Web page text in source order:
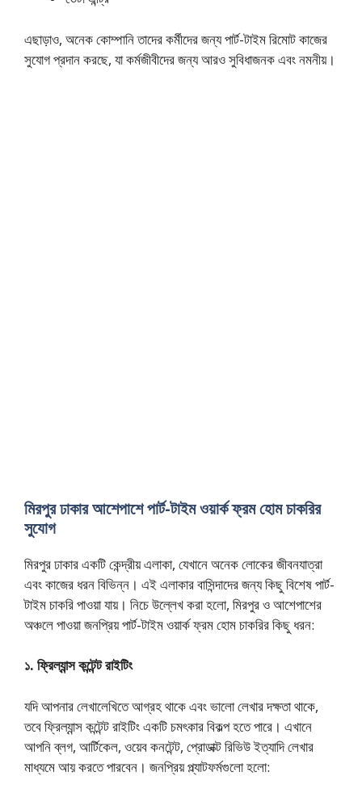
এছাড়াও, অনেক কোম্পানি তাদের কর্মীদের জন্য পার্ট-টাইম রিমোট কাজের
সুযোগ প্রদান করছে, যা কর্মজীবীদের জন্য আরও সুবিধাজনক এবং নমনীয়।
মিরপুর ঢাকার আশেপাশে পার্ট-টাইম ওয়ার্ক ফ্রম হোম চাকরির
সুযোগ
মিরপুর ঢাকার একটি কেন্দ্রীয় এলাকা, যেখানে অনেক লোকের জীবনযাত্রা
এবং কাজের ধরন বিভিন্ন। এই এলাকার বাসিন্দাদের জন্য কিছু বিশেষ পার্ট-
টাইম চাকরি পাওয়া যায়। নিচে উল্লেখ করা হলো, মিরপুর ও আশেপাশের
অঞ্চলে পাওয়া জনপ্রিয় পার্ট-টাইম ওয়ার্ক ফ্রম হোম চাকরির কিছু ধরন:
১. ফ্রিল্যান্স কন্টেন্ট রাইটিং
যদি আপনার লেখালেখিতে আগ্রহ থাকে এবং ভালো লেখার দক্ষতা থাকে,
তবে ফ্রিল্যান্স কন্টেন্ট রাইটিং একটি চমৎকার বিকল্প হতে পারে। এখানে
আপনি ব্লগ, আর্টিকেল, ওয়েব কনটেন্ট, প্রোডাক্ট রিভিউ ইত্যাদি লেখার
মাধ্যমে আয় করতে পারবেন। জনপ্রিয় প্ল্যাটফর্মগুলো হলো: